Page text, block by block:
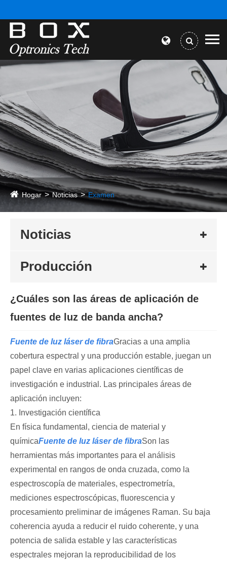
Hogar Noticias Examen
Noticias
Producción
¿Cuáles son las áreas de aplicación de
fuentes de luz de banda ancha?
Fuente de luz láser de fibraGracias a una amplia
cobertura espectral y una producción estable, juegan un
papel clave en varias aplicaciones científicas de
investigación e industrial. Las principales áreas de
aplicación incluyen:
1. Investigación científica
En física fundamental, ciencia de material y
químicaFuente de luz láser de fibraSon las
herramientas más importantes para el análisis
experimental en rangos de onda cruzada, como la
espectroscopía de materiales, espectrometría,
mediciones espectroscópicas, fluorescencia y
procesamiento preliminar de imágenes Raman. Su baja
coherencia ayuda a reducir el ruido coherente, y una
potencia de salida estable y las características
espectrales mejoran la reproducibilidad de los